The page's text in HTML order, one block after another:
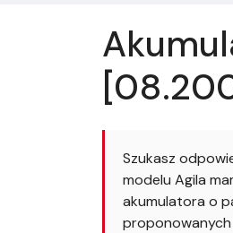
Szukasz
modelu Agila
akumulatora o
proponowanych